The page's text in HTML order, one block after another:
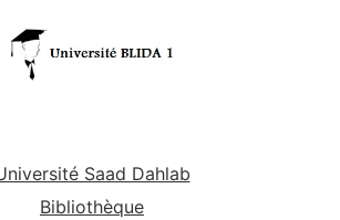
Saad Dahlab
Bibliothèque